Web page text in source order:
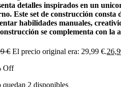
detalles inspirados en un
Este set de construcción consta
habilidades manuales,
se complementa con la
€ El precio original era: 29,99 €.
Off
quedan 2 disponibles